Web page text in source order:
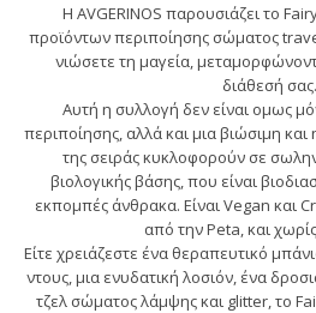
Η AVGERINOS παρουσιάζει το
προϊόντων περιποίησης σώματος
νιώσετε τη μαγεία,
διάθεσή σας.
Αυτή η συλλογή δεν είναι ομως
περιποίησης, αλλά και μια βιώσιμη
της σειράς κυκλοφορούν σε
βιολογικής βάσης, που είναι
εκπομπές άνθρακα. Είναι Vegan και
από την Peta, και
Είτε χρειάζεστε ένα θεραπευτικό
ντους, μια ενυδατική λοσιόν, ένα
τζελ σώματος λάμψης και glitter, το